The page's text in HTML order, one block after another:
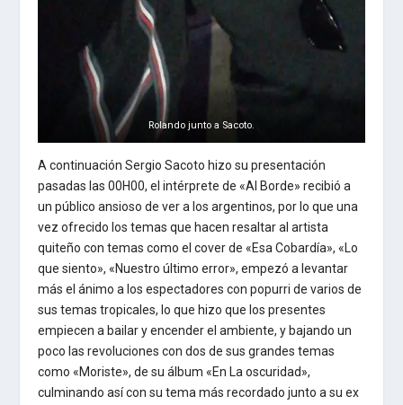
Rolando junto a Sacoto.
A continuación Sergio Sacoto hizo su presentación
pasadas las 00H00, el intérprete de «Al Borde» recibió a
un público ansioso de ver a los argentinos, por lo que una
vez ofrecido los temas que hacen resaltar al artista
quiteño con temas como el cover de «Esa Cobardía», «Lo
que siento», «Nuestro último error», empezó a levantar
más el ánimo a los espectadores con popurri de varios de
sus temas tropicales, lo que hizo que los presentes
empiecen a bailar y encender el ambiente, y bajando un
poco las revoluciones con dos de sus grandes temas
como «Moriste», de su álbum «En La oscuridad»,
culminando así con su tema más recordado junto a su ex